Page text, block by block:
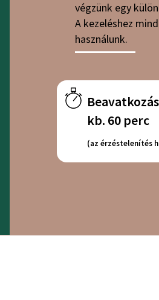
végzünk egy
A kezeléshez
használunk.
kb. 60 perc
(az érzéstelenítés